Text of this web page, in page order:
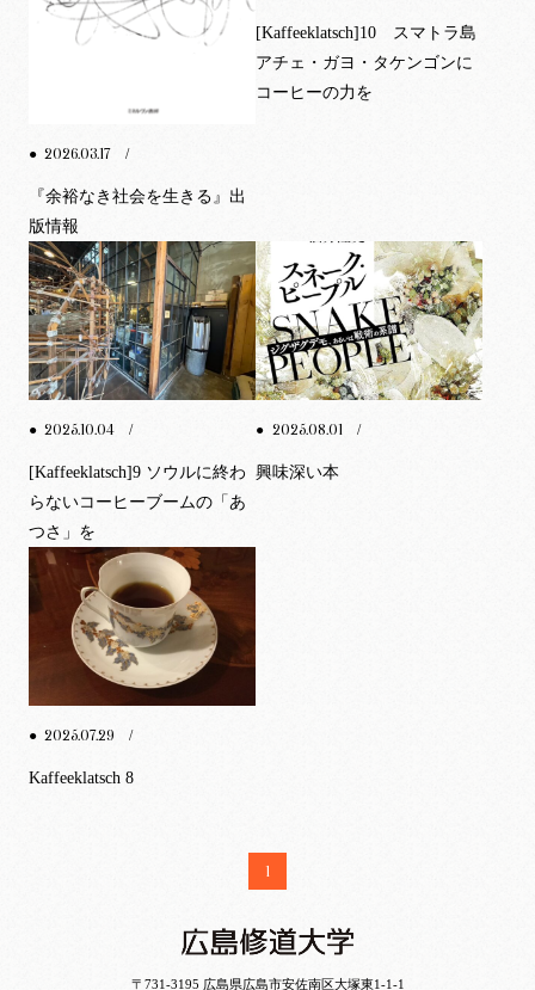
● 2026.03.17 /
『余裕なき社会を生きる』出
版情報
[Kaffeeklatsch]10 スマトラ島
アチェ・ガヨ・タケンゴンに
コーヒーの力を
● 2025.10.04 /
[Kaffeeklatsch]9 ソウルに終わ
らないコーヒーブームの「あ
つさ」を
● 2025.08.01 /
興味深い本
● 2025.07.29 /
Kaffeeklatsch 8
1
〒731-3195 広島県広島市安佐南区大塚東1-1-1